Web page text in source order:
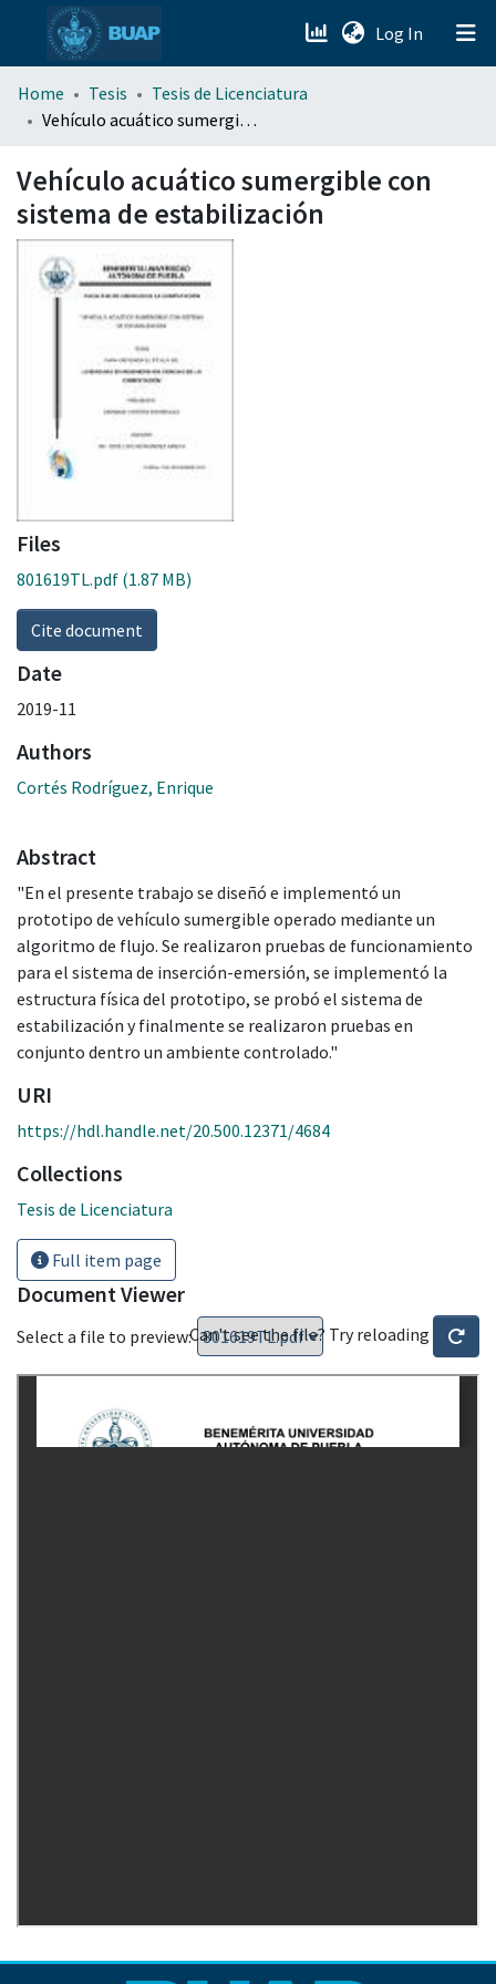
Log In (current)
menu.section.about_menu
Home Tesis
Tesis de Licenciatura
Vehículo acuático sumergible con sistema de estabilización
Vehículo acuático sumergible con
sistema de estabilización
Files
801619TL.pdf (1.87 MB)
Cite document
Date
2019-11
Authors
Cortés Rodríguez, Enrique
Abstract
"En el presente trabajo se diseñó e implementó un
prototipo de vehículo sumergible operado mediante un
algoritmo de flujo. Se realizaron pruebas de funcionamiento
para el sistema de inserción-emersión, se implementó la
estructura física del prototipo, se probó el sistema de
estabilización y finalmente se realizaron pruebas en
conjunto dentro un ambiente controlado."
URI
https://hdl.handle.net/20.500.12371/4684
Collections
Tesis de Licenciatura
Full item page
Document Viewer
Select a file to preview:Can't see the file? Try reloading